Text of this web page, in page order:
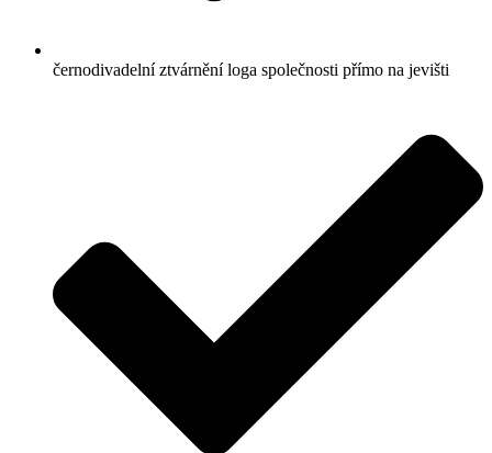
černodivadelní ztvárnění loga společnosti přímo na jevišti